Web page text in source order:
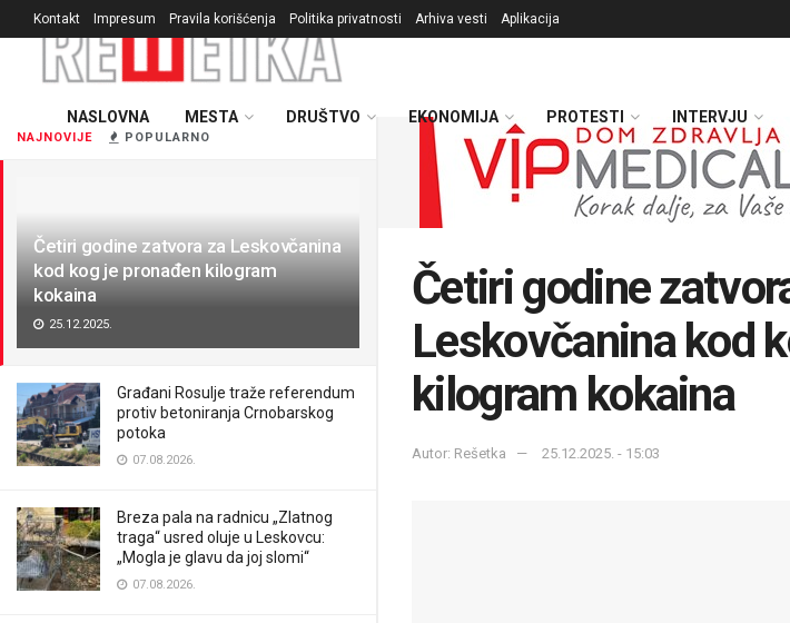
NAJNOVIJE POPULARNO
Četiri godine zatvora za Leskovčanina
kod kog je pronađen kilogram
kokaina
25.12.2025.
Građani Rosulje traže referendum
protiv betoniranja Crnobarskog
potoka
07.08.2026.
Breza pala na radnicu „Zlatnog
traga“ usred oluje u Leskovcu:
„Mogla je glavu da joj slomi“
07.08.2026.
Kontakt Impresum Pravila korišćenja Politika privatnosti Arhiva vesti Aplikacija
NASLOVNA MESTA DRUŠTVO EKONOMIJA PROTESTI INTERVJU
Četiri godine
Leskovčanina kod
kilogram kokaina
Autor: Rešetka 25.12.2025. - 15:03